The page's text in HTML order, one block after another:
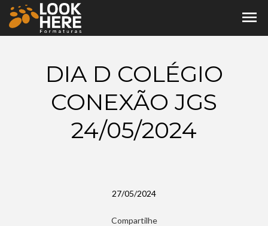
menu
DIA D COLÉGIO
CONEXÃO JGS
24/05/2024
27/05/2024
Compartilhe